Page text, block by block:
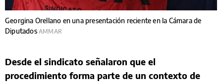
Georgina Orellano en una presentación reciente en la Cámara de
Diputados AMMAR
Desde el sindicato señalaron que el
procedimiento forma parte de un contexto de